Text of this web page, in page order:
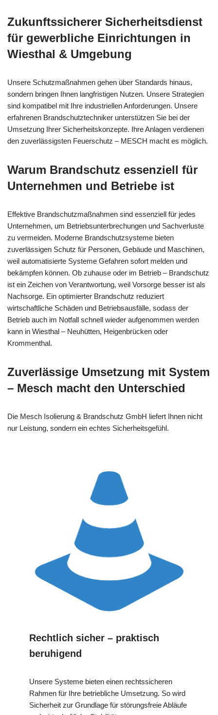
Zukunftssicherer Sicherheitsdienst
für gewerbliche Einrichtungen in
Wiesthal & Umgebung
Unsere Schutzmaßnahmen gehen über Standards hinaus,
sondern bringen Ihnen langfristigen Nutzen. Unsere Strategien
sind kompatibel mit Ihre industriellen Anforderungen. Unsere
erfahrenen Brandschutztechniker unterstützen Sie bei der
Umsetzung Ihrer Sicherheitskonzepte. Ihre Anlagen verdienen
den zuverlässigsten Feuerschutz – MESCH macht es möglich.
Warum Brandschutz essenziell für
Unternehmen und Betriebe ist
Effektive Brandschutzmaßnahmen sind essenziell für jedes
Unternehmen, um Betriebsunterbrechungen und Sachverluste
zu vermeiden. Moderne Brandschutzsysteme bieten
zuverlässigen Schutz für Personen, Gebäude und Maschinen,
weil automatisierte Systeme Gefahren sofort melden und
bekämpfen können. Ob zuhause oder im Betrieb – Brandschutz
ist ein Zeichen von Verantwortung, weil Vorsorge besser ist als
Nachsorge. Ein optimierter Brandschutz reduziert
wirtschaftliche Schäden und Betriebsausfälle, sodass der
Betrieb auch im Notfall schnell wieder aufgenommen werden
kann in Wiesthal – Neuhütten, Heigenbrücken oder
Krommenthal.
Zuverlässige Umsetzung mit System
– Mesch macht den Unterschied
Die Mesch Isolierung & Brandschutz GmbH liefert Ihnen nicht
nur Leistung, sondern ein echtes Sicherheitsgefühl.
Rechtlich sicher – praktisch
beruhigend
Unsere Systeme bieten einen rechtssicheren
Rahmen für Ihre betriebliche Umsetzung. So wird
Sicherheit zur Grundlage für störungsfreie Abläufe